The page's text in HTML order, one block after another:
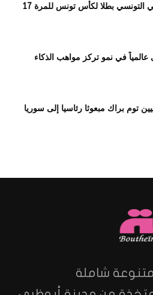
الترجي الرياضي التونسي بطلا لكأس تونس للمرة 17
عالمياً في نمو تركز مواهب الذكاء
توم براك مبعوثا رئاسيا إلى سوريا
شاملة